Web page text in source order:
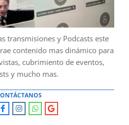
transmisiones y Podcasts este
contenido mas dinámico para
cubrimiento de eventos,
y mucho mas.